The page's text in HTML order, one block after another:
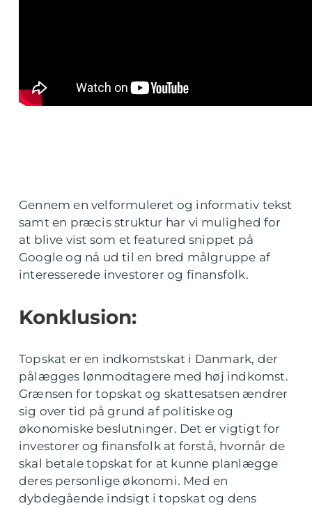
Gennem en velformuleret og informativ tekst
samt en præcis struktur har vi mulighed for
at blive vist som et featured snippet på
Google og nå ud til en bred målgruppe af
interesserede investorer og finansfolk.
Konklusion:
Topskat er en indkomstskat i Danmark, der
pålægges lønmodtagere med høj indkomst.
Grænsen for topskat og skattesatsen ændrer
sig over tid på grund af politiske og
økonomiske beslutninger. Det er vigtigt for
investorer og finansfolk at forstå, hvornår de
skal betale topskat for at kunne planlægge
deres personlige økonomi. Med en
dybdegående indsigt i topskat og dens